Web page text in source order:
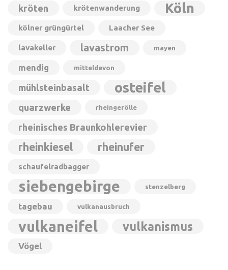
kröten krötenwanderung Köln
kölner grüngürtel Laacher See
lavakeller lavastrom mayen
mendig mitteldevon
mühlsteinbasalt osteifel
quarzwerke rheingerölle
rheinisches Braunkohlerevier
rheinkiesel rheinufer
schaufelradbagger
siebengebirge stenzelberg
tagebau vulkanausbruch
vulkaneifel vulkanismus
Vögel